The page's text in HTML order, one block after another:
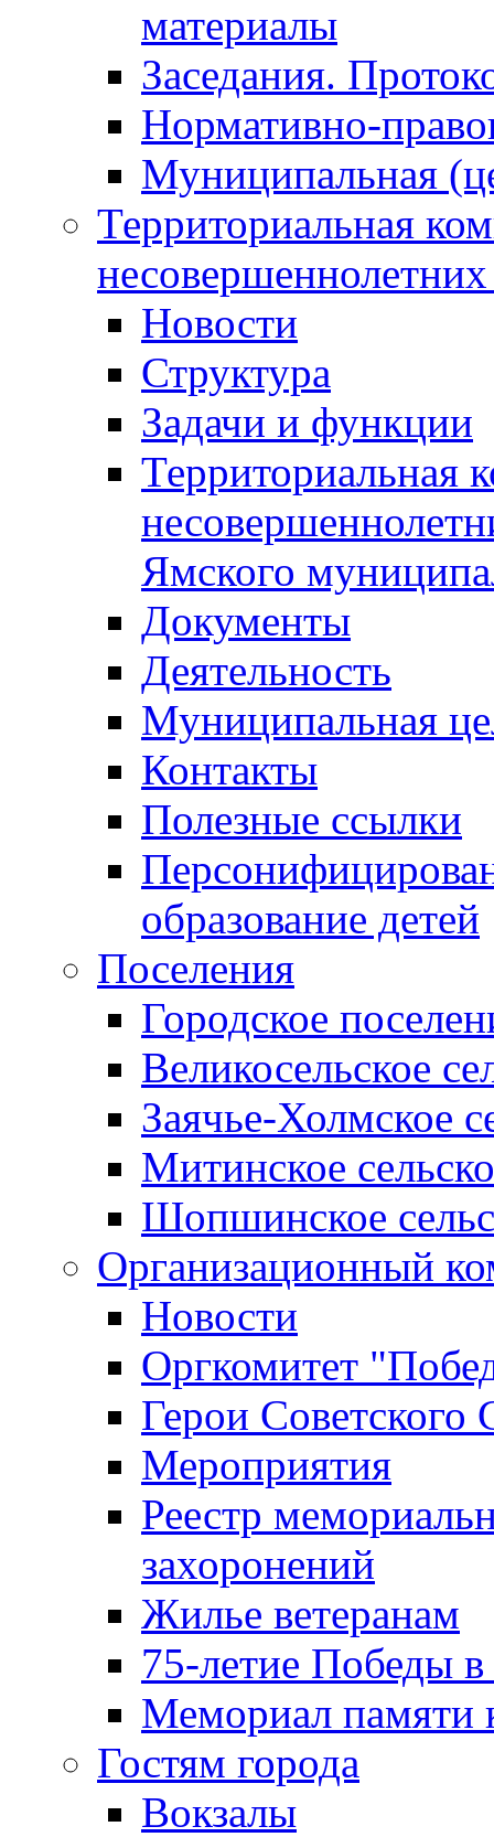
материалы
Заседания.
Нормативно-
Муниципальная
Территориальная
Новости
Структура
Задачи и функции
Территориальная
Ямского
Документы
Деятельность
Муниципальная
Контакты
Полезные ссылки
образование детей
Поселения
Городское
Великосельское
Заячье-Холмское
Митинское
Шопшинское
Организационный
Новости
Оргкомитет
Герои Советского
Мероприятия
Реестр
захоронений
Жилье ветеранам
75-летие Победы
Мемориал памяти
Гостям города
Вокзалы